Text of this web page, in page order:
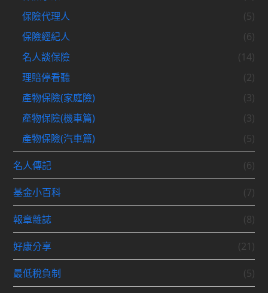
保險代理人
(5)
保險經紀人
(6)
名人談保險
(14)
理賠停看聽
(2)
產物保險(家庭險)
(3)
產物保險(機車篇)
(3)
產物保險(汽車篇)
(5)
名人傳記 (6)
基金小百科 (7)
報章雜誌 (8)
好康分享 (21)
最低稅負制 (5)